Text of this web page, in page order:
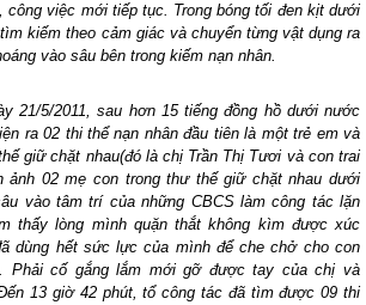
công việc mới tiếp tục. Trong bóng tối đen kịt dưới
kiếm theo cảm giác và chuyển từng vật dụng ra
vào sâu bên trong kiếm nạn nhân.
21/5/2011, sau hơn 15 tiếng đồng hồ dưới nước
ra 02 thi thể nạn nhân đầu tiên là một trẻ em và
giữ chặt nhau(đó là chị Trần Thị Tươi và con trai
ảnh 02 mẹ con trong thư thế giữ chặt nhau dưới
vào tâm trí của những CBCS làm công tác lặn
thấy lòng mình quặn thắt không kìm được xúc
dùng hết sức lực của mình để che chở cho con
Phải cố gắng lắm mới gỡ được tay của chị và
13 giờ 42 phút, tổ công tác đã tìm được 09 thi